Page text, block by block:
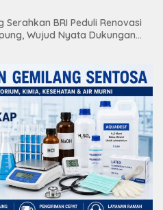
Serahkan BRI Peduli Renovasi
Wujud Nyata Dukungan